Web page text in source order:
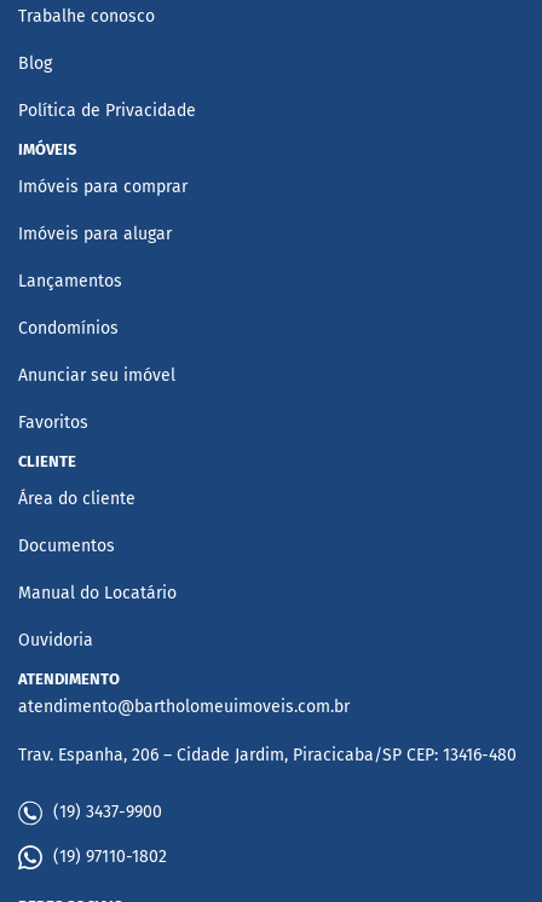
Trabalhe conosco
Blog
Política de Privacidade
IMÓVEIS
Imóveis para comprar
Imóveis para alugar
Lançamentos
Condomínios
Anunciar seu imóvel
Favoritos
CLIENTE
Área do cliente
Documentos
Manual do Locatário
Ouvidoria
ATENDIMENTO
atendimento@bartholomeuimoveis.com.br
Trav. Espanha, 206 – Cidade Jardim, Piracicaba/SP CEP: 13416-480
(19) 3437-9900
(19) 97110-1802